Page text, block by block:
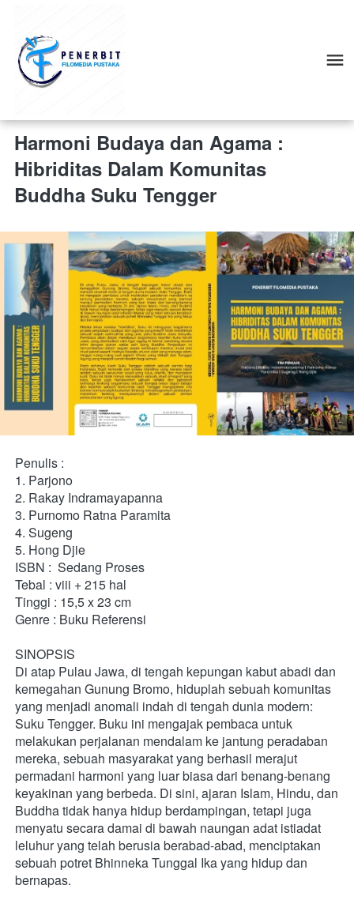
Harmoni Budaya dan Agama :
Hibriditas Dalam Komunitas
Buddha Suku Tengger
Penulis :
1. Parjono
2. Rakay Indramayapanna
3. Purnomo Ratna Paramita
4. Sugeng
5. Hong Djie
ISBN :  Sedang Proses
Tebal : viii + 215 hal
Tinggi : 15,5 x 23 cm
Genre : Buku Referensi
SINOPSIS
Di atap Pulau Jawa, di tengah kepungan kabut abadi dan
kemegahan Gunung Bromo, hiduplah sebuah komunitas
yang menjadi anomali indah di tengah dunia modern:
Suku Tengger. Buku ini mengajak pembaca untuk
melakukan perjalanan mendalam ke jantung peradaban
mereka, sebuah masyarakat yang berhasil merajut
permadani harmoni yang luar biasa dari benang-benang
keyakinan yang berbeda. Di sini, ajaran Islam, Hindu, dan
Buddha tidak hanya hidup berdampingan, tetapi juga
menyatu secara damai di bawah naungan adat istiadat
leluhur yang telah berusia berabad-abad, menciptakan
sebuah potret Bhinneka Tunggal Ika yang hidup dan
bernapas.